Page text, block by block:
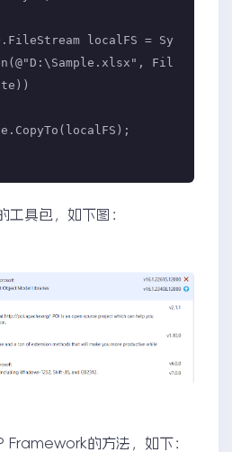
localFS = Sy
Fil
具包，如下图：
的方法，如下：